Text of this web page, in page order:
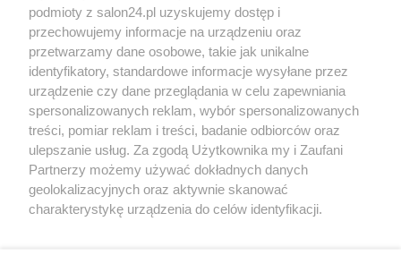
Społeczeństwo
Kultura
X Facebook Instagram Youtube
podmioty z salon24.pl uzyskujemy dostęp i
przechowujemy informacje na urządzeniu oraz
przetwarzamy dane osobowe, takie jak unikalne
identyfikatory, standardowe informacje wysyłane przez
urządzenie czy dane przeglądania w celu zapewniania
spersonalizowanych reklam, wybór spersonalizowanych
treści, pomiar reklam i treści, badanie odbiorców oraz
ulepszanie usług. Za zgodą Użytkownika my i Zaufani
Partnerzy możemy używać dokładnych danych
geolokalizacyjnych oraz aktywnie skanować
charakterystykę urządzenia do celów identyfikacji.